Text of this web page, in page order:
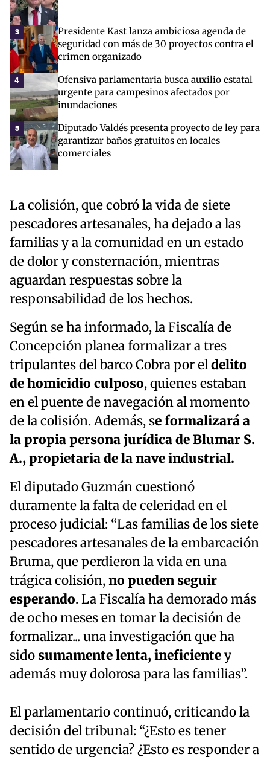
3
Presidente Kast lanza ambiciosa agenda de
seguridad con más de 30 proyectos contra el
crimen organizado
4
Ofensiva parlamentaria busca auxilio estatal
urgente para campesinos afectados por
inundaciones
5
Diputado Valdés presenta proyecto de ley para
garantizar baños gratuitos en locales
comerciales
La colisión, que cobró la vida de siete
pescadores artesanales, ha dejado a las
familias y a la comunidad en un estado
de dolor y consternación, mientras
aguardan respuestas sobre la
responsabilidad de los hechos.
Según se ha informado, la Fiscalía de
Concepción planea formalizar a tres
tripulantes del barco Cobra por eldelito
de homicidio culposo, quienes estaban
en el puente de navegación al momento
de la colisión. Además, se formalizará a
la propia persona jurídica de Blumar S.
A., propietaria de la nave industrial.
El diputado Guzmán cuestionó
duramente la falta de celeridad en el
proceso judicial: “Las familias de los siete
pescadores artesanales de la embarcación
Bruma, que perdieron la vida en una
trágica colisión,no pueden seguir
esperando. La Fiscalía ha demorado más
de ocho meses en tomar la decisión de
formalizar... una investigación que ha
sido sumamente lenta, ineficientey
además muy dolorosa para las familias”.
El parlamentario continuó, criticando la
decisión del tribunal: “¿Esto es tener
sentido de urgencia? ¿Esto es responder a